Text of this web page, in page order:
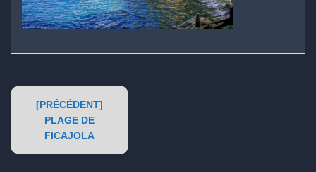
Post
navigation
[PRÉCÉDENT]
PLAGE DE
FICAJOLA